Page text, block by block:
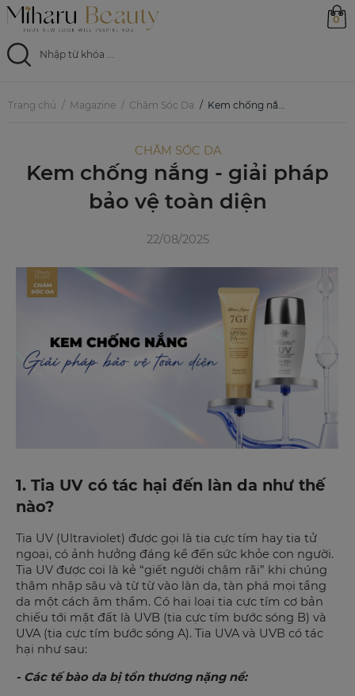
0
Trang chủ
Sản phẩm
Ưu đãi
Trang chủ Magazine Chăm Sóc Da Kem chống nắng - giải pháp bảo vệ toàn diện
CHĂM SÓC DA
Kem chống nắng - giải pháp
bảo vệ toàn diện
22/08/2025
1. Tia UV có tác hại đến làn da như thế
nào?
Tia UV (Ultraviolet) được gọi là tia cực tím hay tia tử
ngoại, có ảnh hưởng đáng kể đến sức khỏe con người.
Tia UV được coi là kẻ “giết người chậm rãi” khi chúng
thâm nhập sâu và từ từ vào làn da, tàn phá mọi tầng
da một cách âm thầm. Có hai loại tia cực tím cơ bản
chiếu tới mặt đất là UVB (tia cực tím bước sóng B) và
UVA (tia cực tím bước sóng A). Tia UVA và UVB có tác
hại như sau:
- Các tế bào da bị tổn thương nặng nề: